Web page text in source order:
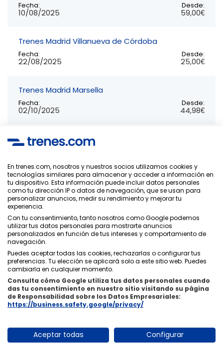
Fecha:
10/08/2025
Desde:
59,00€
Trenes Madrid Villanueva de Córdoba
Fecha:
22/08/2025
Desde:
25,00€
Trenes Madrid Marsella
Fecha:
02/10/2025
Desde:
44,98€
Trenes Madrid Mieres Puente
Trenes Madrid Tarancón
Fecha:
11/07/2025
Trenes Madrid Lorca Sutullena
Fecha:
24/08/2025
Desde:
19,00€
Trenes Madrid Betanzos
Fecha:
25/07/2025
Trenes Madrid Peñaranda de Bracamonte
En trenes.com, nosotros y nuestros socios utilizamos cookies y
tecnologías similares para almacenar y acceder a información en
tu dispositivo. Esta información puede incluir datos personales
como tu dirección IP o datos de navegación, que se usan para
personalizar anuncios, medir su rendimiento y mejorar tu
experiencia.
Con tu consentimiento, tanto nosotros como Google podemos
utilizar tus datos personales para mostrarte anuncios
personalizados en función de tus intereses y comportamiento de
navegación.
Puedes aceptar todas las cookies, rechazarlas o configurar tus
preferencias. Tu elección se aplicará solo a este sitio web. Puedes
cambiarla en cualquier momento.
Consulta cómo Google utiliza tus datos personales cuando
das tu consentimiento en nuestro sitio visitando su página
de Responsabilidad sobre los Datos Empresariales:
https://business.safety.google/privacy/
Aceptar todas Configurar